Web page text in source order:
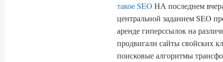
такое SEO НА последнем
центральной заданием SEO
аренде гиперссылок на
продвигали сайты свойских
поисковые алгоритмы